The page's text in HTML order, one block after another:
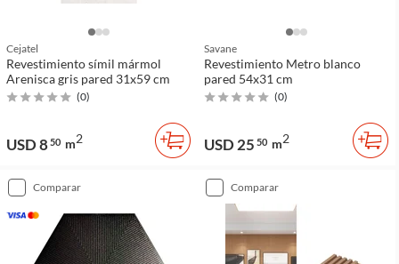
Cejatel
Revestimiento símil mármol
Arenisca gris pared 31x59 cm
(0)
USD 850 m2
Savane
Revestimiento Metro blanco
pared 54x31 cm
(0)
USD 25 50 m2
comparar comparar